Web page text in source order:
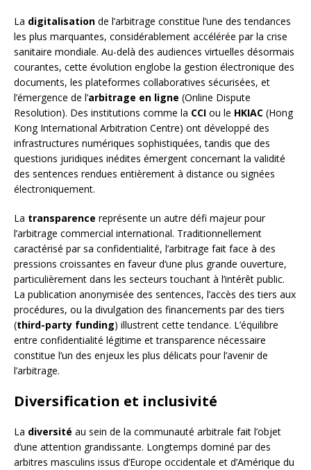
La digitalisation de l’arbitrage constitue l’une des tendances
les plus marquantes, considérablement accélérée par la crise
sanitaire mondiale. Au-delà des audiences virtuelles désormais
courantes, cette évolution englobe la gestion électronique des
documents, les plateformes collaboratives sécurisées, et
l’émergence de l’arbitrage en ligne (Online Dispute
Resolution). Des institutions comme la CCI ou le HKIAC (Hong
Kong International Arbitration Centre) ont développé des
infrastructures numériques sophistiquées, tandis que des
questions juridiques inédites émergent concernant la validité
des sentences rendues entièrement à distance ou signées
électroniquement.
La transparence représente un autre défi majeur pour
l’arbitrage commercial international. Traditionnellement
caractérisé par sa confidentialité, l’arbitrage fait face à des
pressions croissantes en faveur d’une plus grande ouverture,
particulièrement dans les secteurs touchant à l’intérêt public.
La publication anonymisée des sentences, l’accès des tiers aux
procédures, ou la divulgation des financements par des tiers
(third-party funding) illustrent cette tendance. L’équilibre
entre confidentialité légitime et transparence nécessaire
constitue l’un des enjeux les plus délicats pour l’avenir de
l’arbitrage.
Diversification et inclusivité
La diversité au sein de la communauté arbitrale fait l’objet
d’une attention grandissante. Longtemps dominé par des
arbitres masculins issus d’Europe occidentale et d’Amérique du